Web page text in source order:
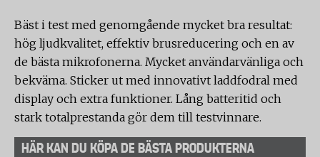
Bäst i test med genomgående mycket bra resultat:
hög ljudkvalitet, effektiv brusreducering och en av
de bästa mikrofonerna. Mycket användarvänliga och
bekväma. Sticker ut med innovativt laddfodral med
display och extra funktioner. Lång batteritid och
stark totalprestanda gör dem till testvinnare.
HÄR KAN DU KÖPA DE BÄSTA PRODUKTERNA